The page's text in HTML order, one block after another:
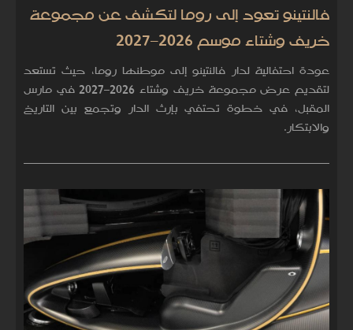
فالنتينو تعود إلى روما لتكشف عن مجموعة
خريف وشتاء موسم 2026–2027
عودة احتفالية لدار فالنتينو إلى موطنها روما، حيث تستعد
لتقديم عرض مجموعة خريف وشتاء 2026–2027 في مارس
المقبل، في خطوة تحتفي بإرث الدار وتجمع بين التاريخ
والابتكار.